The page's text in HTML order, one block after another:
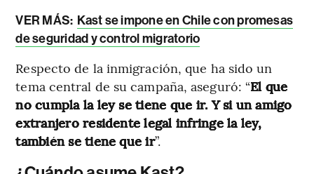
VER MÁS: Kast se impone en Chile con promesas
de seguridad y control migratorio
Respecto de la inmigración, que ha sido un
tema central de su campaña, aseguró: “El que
no cumpla la ley se tiene que ir. Y si un amigo
extranjero residente legal infringe la ley,
también se tiene que ir”.